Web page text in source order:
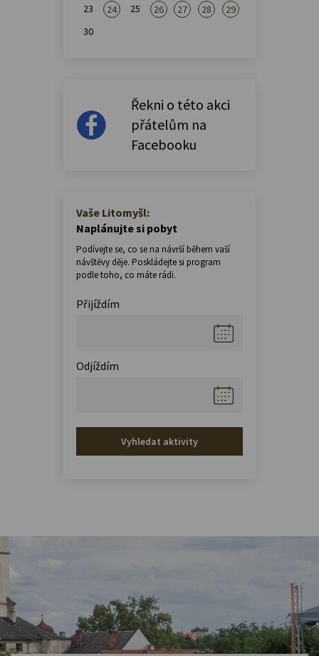
23
24 25 26 27 28
29
30
Řekni o této akci
přátelům na
Facebooku
Vaše Litomyšl:
Naplánujte si pobyt
Podívejte se, co se na návrší během vaší
návštěvy děje. Poskládejte si program
podle toho, co máte rádi.
Přijíždím
Odjíždím
Vyhledat aktivity